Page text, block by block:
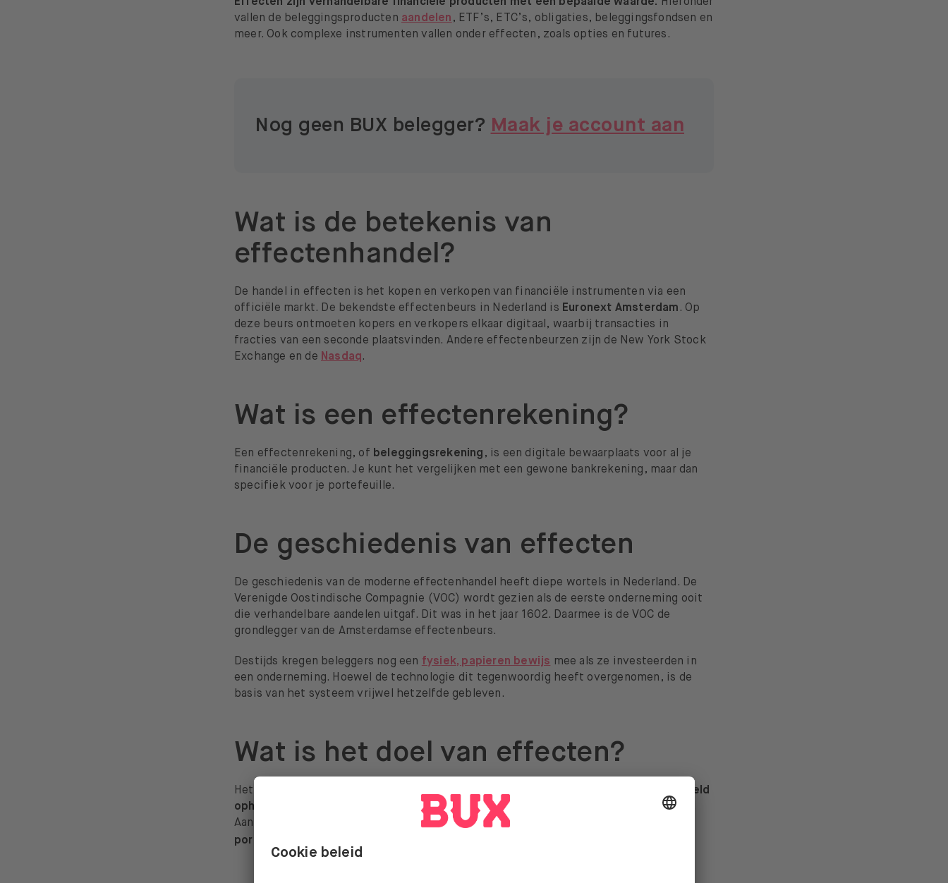
vallen de beleggingsproducten aandelen , ETF’s, ETC’s, obligaties, beleggingsfondsen en
meer. Ook complexe instrumenten vallen onder effecten, zoals opties en futures.
​​Nog geen BUX belegger? Maak je account aan
Wat is de betekenis van
effectenhandel?
De handel in effecten is het kopen en verkopen van financiële instrumenten via een
officiële markt. De bekendste effectenbeurs in Nederland is Euronext Amsterdam . Op
deze beurs ontmoeten kopers en verkopers elkaar digitaal, waarbij transacties in
fracties van een seconde plaatsvinden. Andere effectenbeurzen zijn de New York Stock
Exchange en de Nasdaq.
Wat is een effectenrekening?
Een effectenrekening, of beleggingsrekening , is een digitale bewaarplaats voor al je
financiële producten. Je kunt het vergelijken met een gewone bankrekening, maar dan
specifiek voor je portefeuille.
De geschiedenis van effecten
De geschiedenis van de moderne effectenhandel heeft diepe wortels in Nederland. De
Verenigde Oostindische Compagnie (VOC) wordt gezien als de eerste onderneming ooit
die verhandelbare aandelen uitgaf. Dit was in het jaar 1602. Daarmee is de VOC de
grondlegger van de Amsterdamse effectenbeurs.
Destijds kregen beleggers nog een fysiek, papieren bewijs mee als ze investeerden in
een onderneming. Hoewel de technologie dit tegenwoordig heeft overgenomen, is de
basis van het systeem vrijwel hetzelfde gebleven.
Wat is het doel van effecten?
Het doel van effecten is tweeledig. Aan de ene kant kunnen bedrijven en overheden
geld
ophalen
voor bijvoorbeeld uitbreiding, innovatie of verbetering van de infrastructuur.
Aan de andere kant kunnen beleggers met effecten
portfolio